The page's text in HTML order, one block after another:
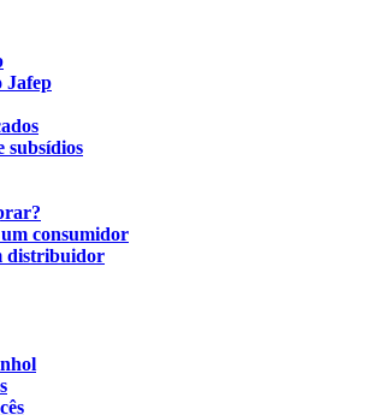
Jafep
subsídios
consumidor
distribuidor